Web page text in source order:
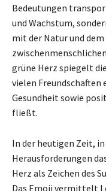
Bedeutungen
und Wachstum,
mit der Natur und
grüne Herz spiegelt
vielen
Gesundheit sowie
fließt.
In der heutigen Zeit,
Herausforderungen
Herz als Zeichen des
Das Emoji vermittelt